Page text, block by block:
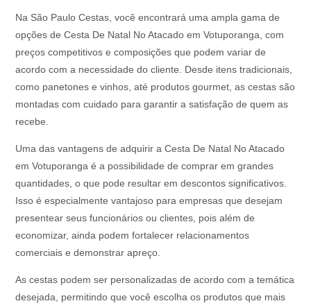
Na São Paulo Cestas, você encontrará uma ampla gama de
opções de Cesta De Natal No Atacado em Votuporanga, com
preços competitivos e composições que podem variar de
acordo com a necessidade do cliente. Desde itens tradicionais,
como panetones e vinhos, até produtos gourmet, as cestas são
montadas com cuidado para garantir a satisfação de quem as
recebe.
Uma das vantagens de adquirir a Cesta De Natal No Atacado
em Votuporanga é a possibilidade de comprar em grandes
quantidades, o que pode resultar em descontos significativos.
Isso é especialmente vantajoso para empresas que desejam
presentear seus funcionários ou clientes, pois além de
economizar, ainda podem fortalecer relacionamentos
comerciais e demonstrar apreço.
As cestas podem ser personalizadas de acordo com a temática
desejada, permitindo que você escolha os produtos que mais